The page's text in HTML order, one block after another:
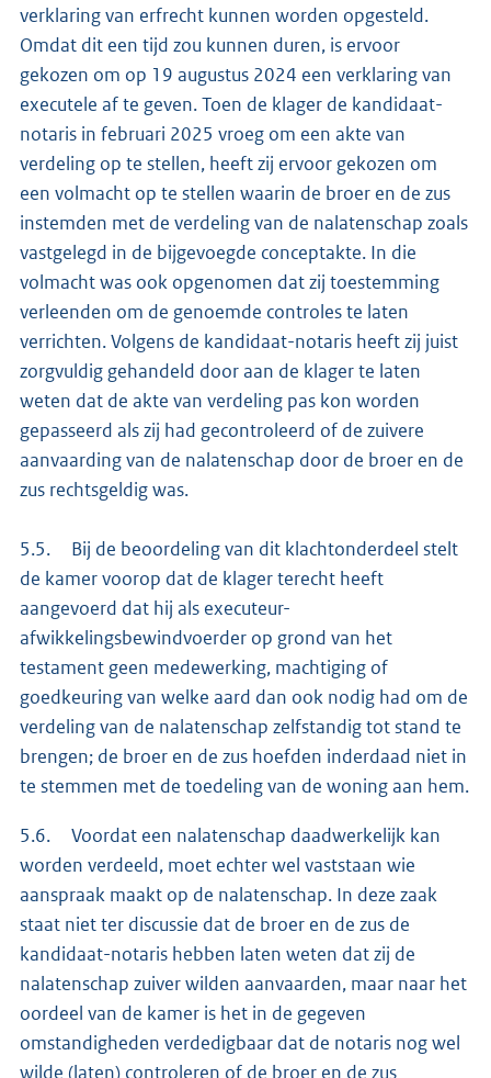
verklaring van erfrecht kunnen worden opgesteld.
Omdat dit een tijd zou kunnen duren, is ervoor
gekozen om op 19 augustus 2024 een verklaring van
executele af te geven. Toen de klager de kandidaat-
notaris in februari 2025 vroeg om een akte van
verdeling op te stellen, heeft zij ervoor gekozen om
een volmacht op te stellen waarin de broer en de zus
instemden met de verdeling van de nalatenschap zoals
vastgelegd in de bijgevoegde conceptakte. In die
volmacht was ook opgenomen dat zij toestemming
verleenden om de genoemde controles te laten
verrichten. Volgens de kandidaat-notaris heeft zij juist
zorgvuldig gehandeld door aan de klager te laten
weten dat de akte van verdeling pas kon worden
gepasseerd als zij had gecontroleerd of de zuivere
aanvaarding van de nalatenschap door de broer en de
zus rechtsgeldig was.
5.5. Bij de beoordeling van dit klachtonderdeel stelt
de kamer voorop dat de klager terecht heeft
aangevoerd dat hij als executeur-
afwikkelingsbewindvoerder op grond van het
testament geen medewerking, machtiging of
goedkeuring van welke aard dan ook nodig had om de
verdeling van de nalatenschap zelfstandig tot stand te
brengen; de broer en de zus hoefden inderdaad niet in
te stemmen met de toedeling van de woning aan hem.
5.6. Voordat een nalatenschap daadwerkelijk kan
worden verdeeld, moet echter wel vaststaan wie
aanspraak maakt op de nalatenschap. In deze zaak
staat niet ter discussie dat de broer en de zus de
kandidaat-notaris hebben laten weten dat zij de
nalatenschap zuiver wilden aanvaarden, maar naar het
oordeel van de kamer is het in de gegeven
omstandigheden verdedigbaar dat de notaris nog wel
wilde (laten) controleren of de broer en de zus